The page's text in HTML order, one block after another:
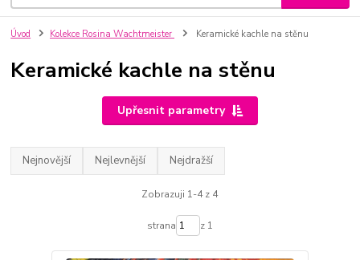
Úvod Kolekce Rosina Wachtmeister Keramické kachle na stěnu
Keramické kachle na stěnu
Upřesnit parametry
Nejnovější Nejlevnější Nejdražší
Zobrazuji 1-4 z 4
strana z 1